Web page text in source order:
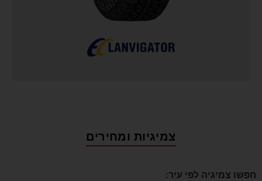
צמיגיות ומחירים
חפשו צמיגיה לפי עיר: